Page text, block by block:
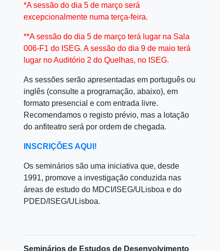
*A sessão do dia 5 de março será
excepcionalmente numa terça-feira.
**A sessão do dia 5 de março terá lugar na Sala
006-F1 do ISEG. A sessão do dia 9 de maio terá
lugar no Auditório 2 do Quelhas, no ISEG.
As sessões serão apresentadas em português ou
inglês (consulte a programação, abaixo), em
formato presencial e com entrada livre.
Recomendamos o registo prévio, mas a lotação
do anfiteatro será por ordem de chegada.
INSCRIÇÕES AQUI!
Os seminários são uma iniciativa que, desde
1991, promove a investigação conduzida nas
áreas de estudo do MDCI/ISEG/ULisboa e do
PDED/ISEG/ULisboa.
Seminários de Estudos de Desenvolvimento